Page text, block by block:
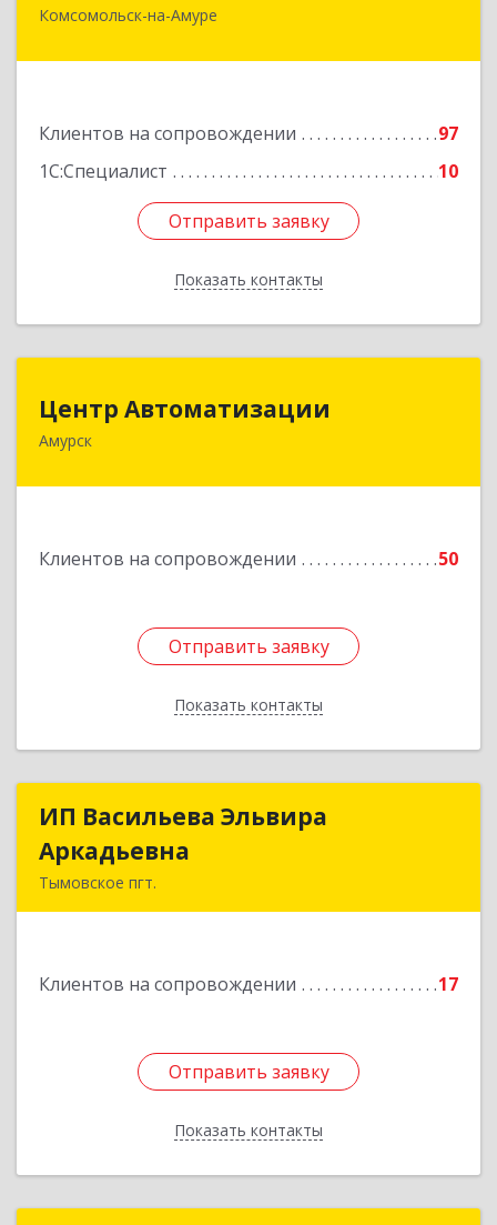
Комсомольск-на-Амуре
Клиентов на сопровождении
97
1С:Специалист
10
Отправить заявку
Показать контакты
681000, Хабаровский край, Комсомольск-на-
Отправить заявку
Назад
Центр Автоматизации
Амурск
Клиентов на сопровождении 50
Отправить заявку
Показать контакты
682640, Хабаровский край, Амурск г, Мира пр-
Отправить заявку
Назад
ИП Васильева Эльвира
Аркадьевна
Тымовское пгт.
Клиентов на сопровождении 17
Отправить заявку
Показать контакты
ИП Васильева Эльвира
Отправить заявку
Назад